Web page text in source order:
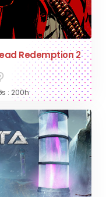
Redemption 2
: 200h